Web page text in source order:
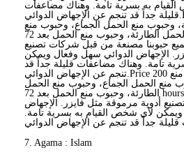
به بسرية تامة. وهناك مضاعفات
قليلة جداً قد تنجم عن الإجهاض الدوائي.Price 200 ملغ وميزو كلير،
وحبوب منع الحمل الجماع، وحبوب منع
الحمل الطارئة، وحبوب منع الحمل بعد 72 hours من
جميع حبوبنا مصنعة من قبل شركات تصنيع
الإجهاض الدوائي سهل وفعال ويمكن
تامة. وهناك مضاعفات قليلة جداً قد
تنجم عن الإجهاض الدوائي.Price 200 ملغ وميزو كلير، وحبوب منع
منع الحمل الجماع، وحبوب منع الحمل
الطارئة، وحبوب منع الحمل بعد 72 hours من الجماع. جميع حبوبنا
أدوية مرموقة مثل فايزر. الإجهاض
ويمكن لأي شخص القيام به بسرية تامة.
7. Agama : Islam